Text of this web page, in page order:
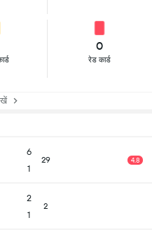
0
रेड कार्ड
6
1
29 4.8
2
1
2